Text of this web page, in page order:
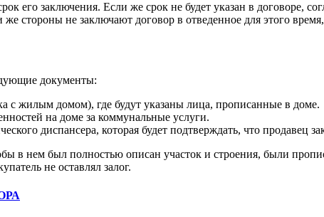
его заключения. Если же срок не будет указан в договоре,
стороны не заключают договор в отведенное для этого время,
документы:
с жилым домом), где будут указаны лица, прописанные в доме.
на доме за коммунальные услуги.
диспансера, которая будет подтверждать, что продавец
в нем был полностью описан участок и строения, были
не оставлял залог.